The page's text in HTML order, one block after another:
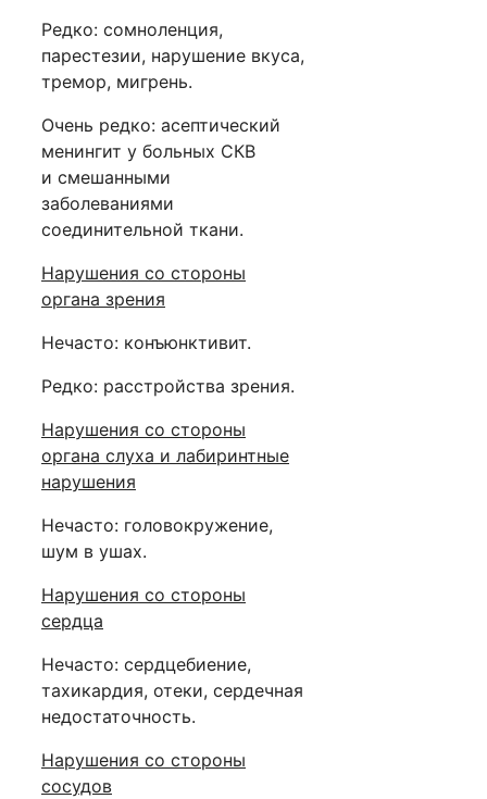
Редко: сомноленция,
парестезии, нарушение вкуса,
тремор, мигрень.
Очень редко: асептический
менингит у больных СКВ
и смешанными
заболеваниями
соединительной ткани.
Нарушения со стороны
органа зрения
Нечасто: конъюнктивит.
Редко: расстройства зрения.
Нарушения со стороны
органа слуха и лабиринтные
нарушения
Нечасто: головокружение,
шум в ушах.
Нарушения со стороны
сердца
Нечасто: сердцебиение,
тахикардия, отеки, сердечная
недостаточность.
Нарушения со стороны
сосудов